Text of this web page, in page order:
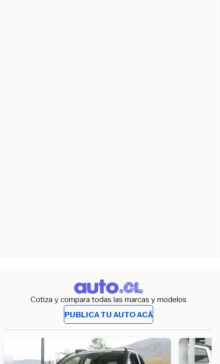
Cotiza y compara todas las marcas y modelos
PUBLICA TU AUTO ACÁ